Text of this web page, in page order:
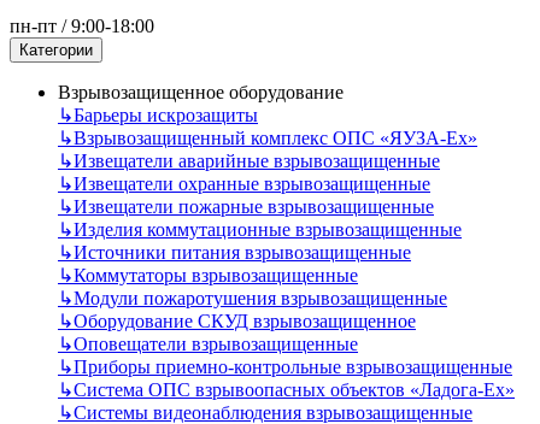
пн-пт / 9:00-18:00
Категории
Взрывозащищенное оборудование
↳Барьеры искрозащиты
↳Взрывозащищенный комплекс ОПС «ЯУЗА-Ех»
↳Извещатели аварийные взрывозащищенные
↳Извещатели охранные взрывозащищенные
↳Извещатели пожарные взрывозащищенные
↳Изделия коммутационные взрывозащищенные
↳Источники питания взрывозащищенные
↳Коммутаторы взрывозащищенные
↳Модули пожаротушения взрывозащищенные
↳Оборудование СКУД взрывозащищенное
↳Оповещатели взрывозащищенные
↳Приборы приемно-контрольные взрывозащищенные
↳Система ОПС взрывоопасных объектов «Ладога-Ex»
↳Системы видеонаблюдения взрывозащищенные